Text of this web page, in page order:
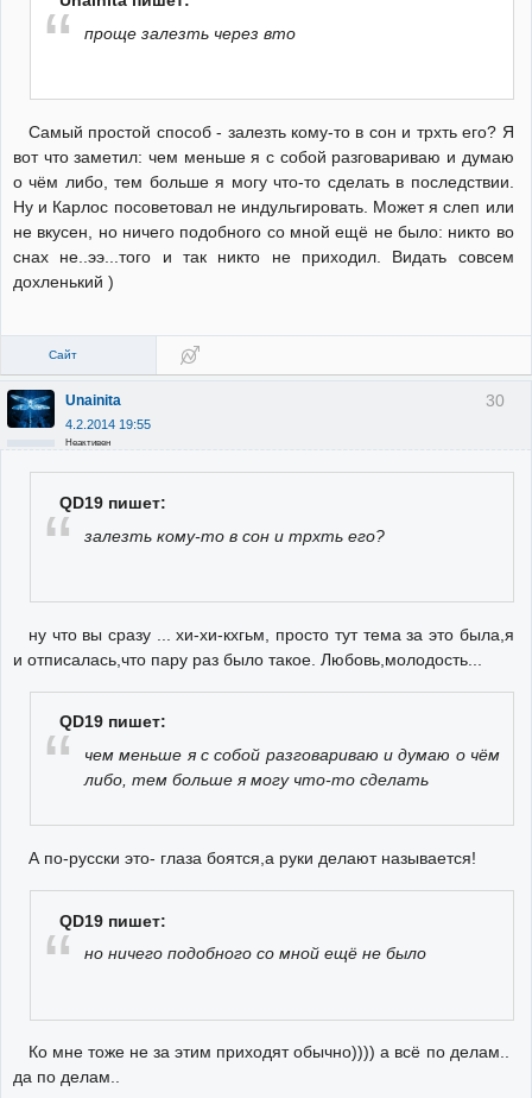
проще залезть через вто
Самый простой способ - залезть кому-то в сон и трхть его? Я
вот что заметил: чем меньше я с собой разговариваю и думаю
о чём либо, тем больше я могу что-то сделать в последствии.
Ну и Карлос посоветовал не индульгировать. Может я слеп или
не вкусен, но ничего подобного со мной ещё не было: никто во
снах не..ээ...того и так никто не приходил. Видать совсем
дохленький )
Сайт
30
Unainita
4.2.2014 19:55
Неактивен
QD19 пишет:
залезть кому-то в сон и трхть его?
ну что вы сразу ... хи-хи-кхгьм, просто тут тема за это была,я
и отписалась,что пару раз было такое. Любовь,молодость...
QD19 пишет:
чем меньше я с собой разговариваю и думаю о чём
либо, тем больше я могу что-то сделать
А по-русски это- глаза боятся,а руки делают называется!
QD19 пишет:
но ничего подобного со мной ещё не было
Ко мне тоже не за этим приходят обычно)))) а всё по делам..
да по делам..